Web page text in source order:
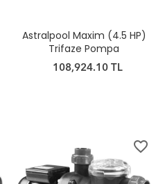
Astralpool Maxim (4.5 HP)
Trifaze Pompa
108,924.10 TL
favorite_border